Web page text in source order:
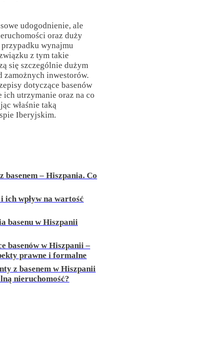
udogodnienie, ale
oraz duży
wynajmu
z tym takie
się szczególnie dużym
zamożnych inwestorów.
dotyczące basenów
utrzymanie oraz na co
właśnie taką
Iberyjskim.
basenem – Hiszpania. Co
ich wpływ na wartość
basenu w Hiszpanii
basenów w Hiszpanii –
prawne i formalne
z basenem w Hiszpanii
nieruchomość?